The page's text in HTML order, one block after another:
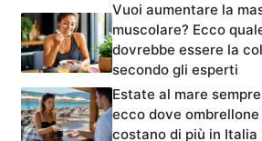
Vuoi aumentare la
muscolare? Ecco
dovrebbe essere la
secondo gli esperti
Estate al mare
ecco dove
costano di più in Italia